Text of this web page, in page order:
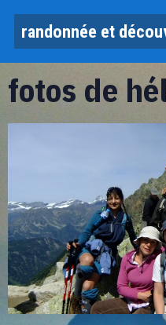
randonnée et
fotos de